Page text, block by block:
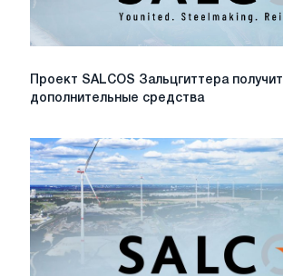
Проект
дополнительные
средства
Проект SALCOS Зальцгиттера получит
дополнительные средства